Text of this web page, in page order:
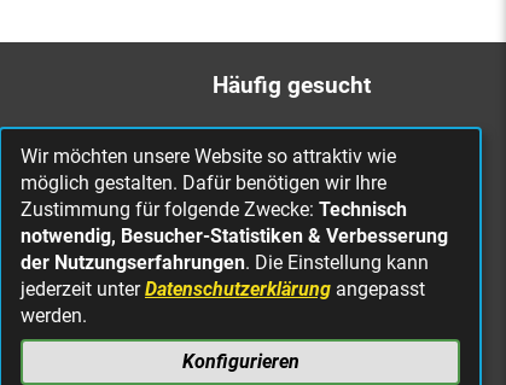
Häufig gesucht
Bürgerbüro
Online Rathaus
Was erledige ich wo?
Stellenangebote
Mängelmeldung
defekt
Wir möchten unsere Website so attraktiv wie
möglich gestalten. Dafür benötigen wir Ihre
Zustimmung für folgende Zwecke: Technisch
notwendig, Besucher-Statistiken & Verbesserung
der Nutzungserfahrungen. Die Einstellung kann
jederzeit unterDatenschutzerklärung angepasst
werden.
Konfigurieren